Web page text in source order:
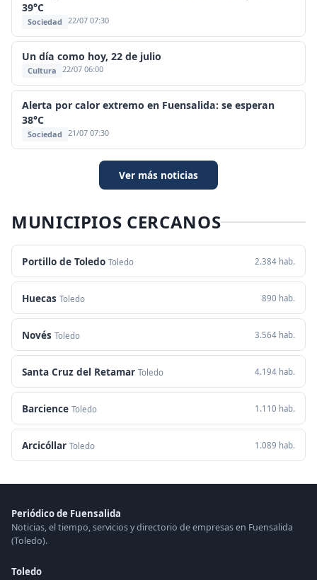
39°C
Sociedad 22/07 07:30
Un día como hoy, 22 de julio
Cultura 22/07 06:00
Alerta por calor extremo en Fuensalida: se esperan
38°C
Sociedad 21/07 07:30
Ver más noticias
MUNICIPIOS CERCANOS
Portillo de Toledo Toledo 2.384 hab.
Huecas Toledo 890 hab.
Novés Toledo 3.564 hab.
Santa Cruz del Retamar Toledo 4.194 hab.
Barcience Toledo 1.110 hab.
Arcicóllar Toledo 1.089 hab.
Periódico de Fuensalida
Noticias, el tiempo, servicios y directorio de empresas en Fuensalida
(Toledo).
Toledo